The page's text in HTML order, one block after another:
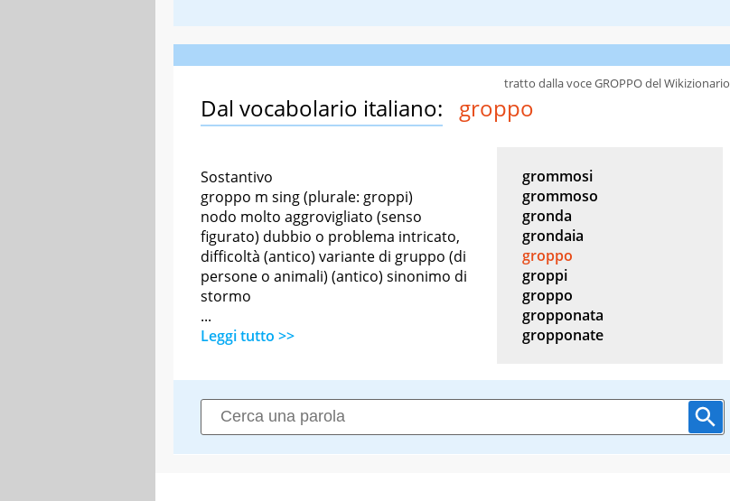
Dal vocabolario italiano: groppo
tratto dalla voce GROPPO del Wikizionario
Sostantivo
groppo m sing (plurale: groppi)
nodo molto aggrovigliato (senso
figurato) dubbio o problema intricato,
difficoltà (antico) variante di gruppo (di
persone o animali) (antico) sinonimo di
stormo
...
Leggi tutto >>
grommosi
grommoso
gronda
grondaia
groppo
groppi
groppo
gropponata
gropponate